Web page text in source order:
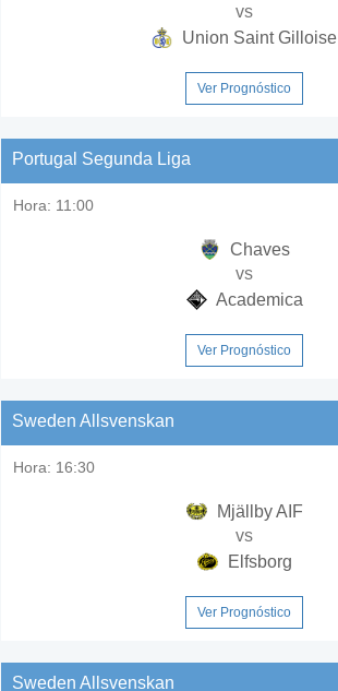
vs
Union Saint Gilloise
Ver Prognóstico
Portugal Segunda Liga
Hora: 11:00
Chaves
vs
Academica
Ver Prognóstico
Sweden Allsvenskan
Hora: 16:30
Mjällby AIF
vs
Elfsborg
Ver Prognóstico
Sweden Allsvenskan